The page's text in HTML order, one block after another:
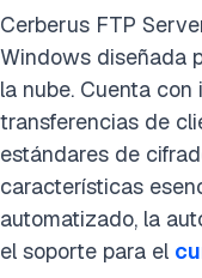
Cerberus FTP
Windows diseñada
la nube. Cuenta con
transferencias de
estándares de
características
automatizado, la
el soporte para el